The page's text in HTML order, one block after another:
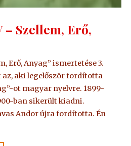
– Szellem, Erő,
Erő, Anyag” ismertetése 3.
aki legelőször fordította
ot magyar nyelvre. 1899-
ban sikerült kiadni.
Andor újra fordította. Én